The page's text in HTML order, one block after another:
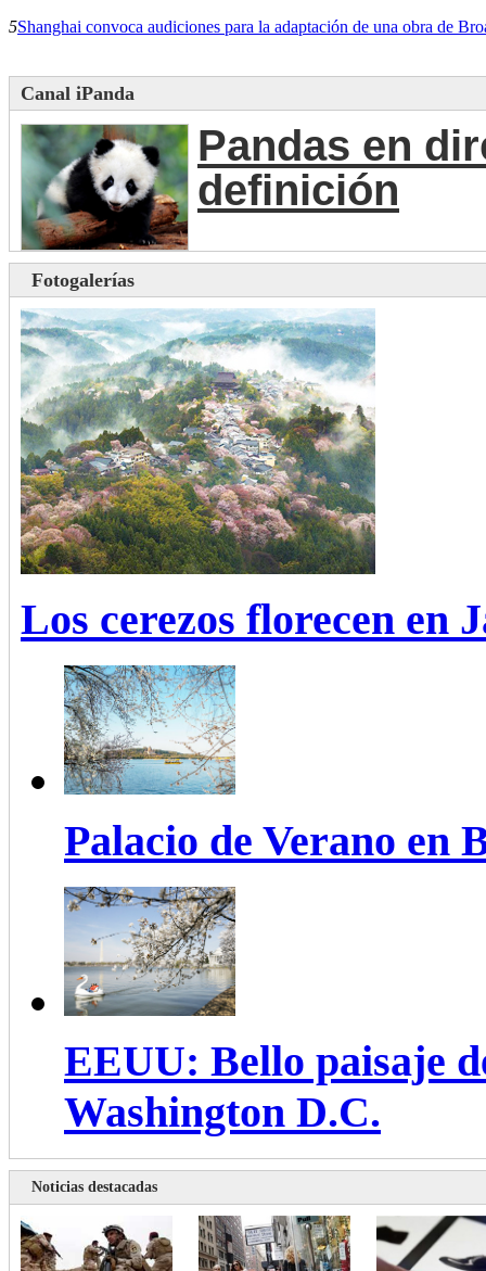
5Shanghai convoca audiciones para la adaptación de una obra de
Canal iPanda
Pandas en
definición
Fotogalerías
Los cerezos florecen en
Palacio de Verano en
EEUU: Bello paisaje
Washington D.C.
Noticias destacadas